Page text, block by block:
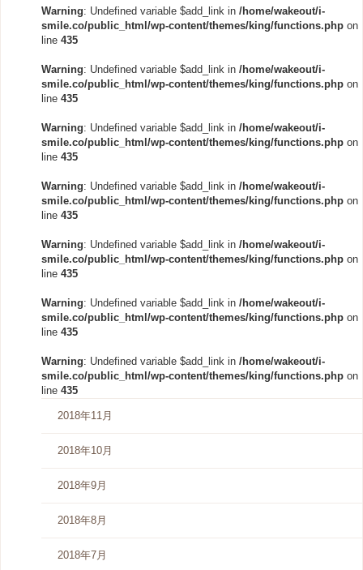
Warning: Undefined variable $add_link in /home/wakeout/i-
smile.co/public_html/wp-content/themes/king/functions.php on
line 435
Warning: Undefined variable $add_link in /home/wakeout/i-
smile.co/public_html/wp-content/themes/king/functions.php on
line 435
Warning: Undefined variable $add_link in /home/wakeout/i-
smile.co/public_html/wp-content/themes/king/functions.php on
line 435
Warning: Undefined variable $add_link in /home/wakeout/i-
smile.co/public_html/wp-content/themes/king/functions.php on
line 435
Warning: Undefined variable $add_link in /home/wakeout/i-
smile.co/public_html/wp-content/themes/king/functions.php on
line 435
Warning: Undefined variable $add_link in /home/wakeout/i-
smile.co/public_html/wp-content/themes/king/functions.php on
line 435
Warning: Undefined variable $add_link in /home/wakeout/i-
smile.co/public_html/wp-content/themes/king/functions.php on
line 435
2018年11月
2018年10月
2018年9月
2018年8月
2018年7月